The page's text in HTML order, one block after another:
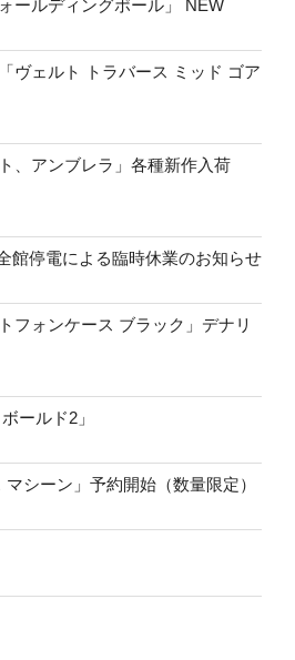
ールディングポール」 NEW
ヴェルト トラバース ミッド ゴア
、アンブレラ」各種新作入荷
館停電による臨時休業のお知らせ
フォンケース ブラック」デナリ
ールド2」
シーン」予約開始（数量限定）